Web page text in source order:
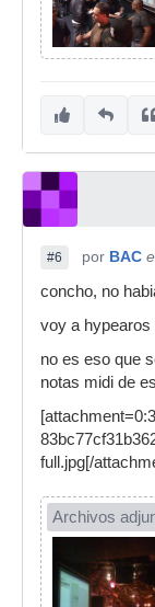
#6 por BAC
concho, no
voy a hypearos
no es eso que
notas midi de
full.jpg[/
Archivos